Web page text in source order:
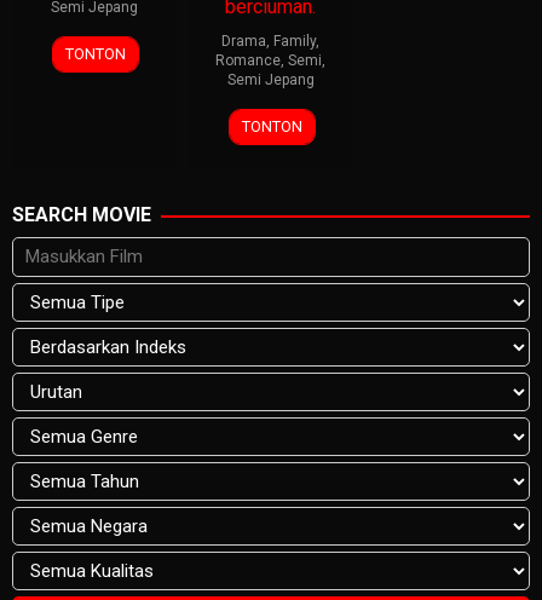
Semi Jepang
TONTON
berciuman.
Drama, Family,
Romance,Semi,
Semi Jepang
TONTON
SEARCH MOVIE